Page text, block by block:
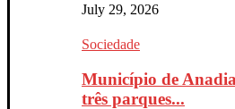
July 29, 2026
Sociedade
Município de
três parques...